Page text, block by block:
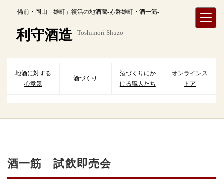
備前・岡山「雄町」復活の地酒蔵-赤磐雄町・酒一筋-
利守酒造 Toshimori Shuzo
地酒に対する
心意気
酒づくり
酒づくりにか
ける職人たち
オンラインス
トア
酒一筋 試飲即売会